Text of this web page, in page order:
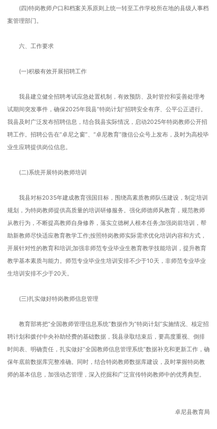
(四)特岗教师户口和档案关系原则上统一转至工作学校所在地的县级人事档
案管理部门。
六、工作要求
(一)积极有效开展招聘工作
我县建立健全招聘考试应急处置机制，有效预防、及时管控和妥善处理考
试期间突发事件，确保2025年我县“特岗计划”招聘安全有序、公平公正进行。
我县及时广泛发布招聘信息，结合我县实际情况，启动2025年特岗教师公开招
聘工作。招聘公告在“卓尼之窗”、“卓尼教育”微信公众号上发布，及时为高校毕
业生应聘提供岗位信息。
(二)系统开展特岗教师培训
我县对标2035年建成教育强国目标，围绕高素质教师队伍建设，制定培训
规划，为特岗教师提供高质量的培训研修服务。强化师德师风教育，规范教师
从教行为，不断提高教师自身修养，落实立德树人根本任务;加强岗前培训，帮
助新教师尽快适应教育教学工作;按照特岗教师实际需求优化培训内容和方式，
开展针对性的教育和培训;加强非师范专业毕业生教育教学技能培训，提升教育
教学基本素质与能力。师范专业毕业生培训安排不少于10天，非师范专业毕业
生培训安排不少于20天。
(三)扎实做好特岗教师信息管理
教育部将把“全国教师管理信息系统”数据作为“特岗计划”实施情况、核定招
聘计划和拨付中央补助经费的基础数据，我县录取结束后，要高度重视、倒排
时间表、明确责任，扎实做好“全国教师信息管理系统”数据补充和更新工作，确
保年底前数据库完整准确。同时，结合特岗教师数据库建设，及时掌握特岗教
师的基本信息，加强动态管理，深入挖掘和广泛宣传特岗教师中的优秀典型。
卓尼县教育局